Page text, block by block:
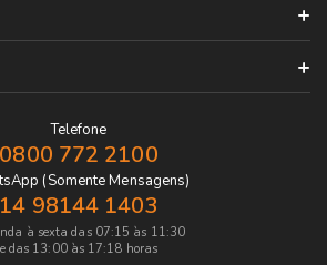
Telefone
0800 772 2100
(Somente Mensagens)
14 98144 1403
à sexta das 07:15 às 11:30
e das 13:00 às 17:18 horas